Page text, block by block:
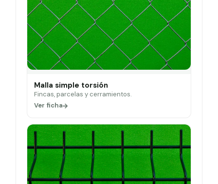
Malla simple torsión
Fincas, parcelas y cerramientos.
Ver ficha